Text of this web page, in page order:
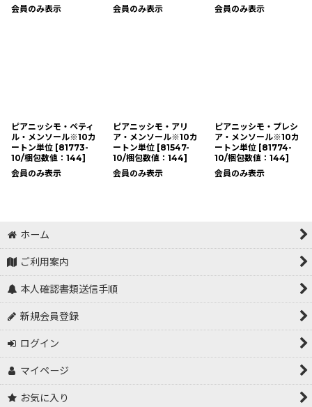
会員のみ表示
会員のみ表示
会員のみ表示
ピアニッシモ・ペティ
ル・メンソール※10カ
ートン単位 [81773-
10/梱包数値：144]
会員のみ表示
ピアニッシモ・アリ
ア・メンソール※10カ
ートン単位 [81547-
10/梱包数値：144]
会員のみ表示
ピアニッシモ・プレシ
ア・メンソール※10カ
ートン単位 [81774-
10/梱包数値：144]
会員のみ表示
ホーム
ご利用案内
本人確認書類送信手順
新規会員登録
ログイン
マイページ
お気に入り